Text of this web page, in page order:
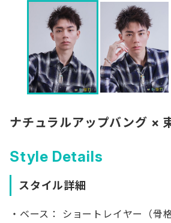
ナチュラルアップバング ×
Style Details
スタイル詳細
・ベース： ショートレイヤー（骨